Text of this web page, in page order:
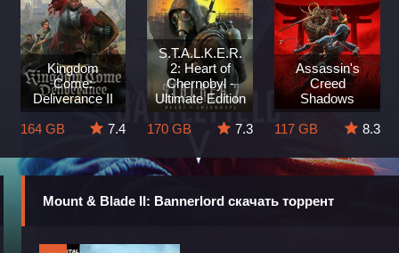
Kingdom
Come:
Deliverance II
164 GB
7.4
S.T.A.L.K.E.R.
2: Heart of
Chernobyl -
Ultimate Edition
170 GB
7.3
Assassin's
Creed
Shadows
117 GB
8.3
Mount & Blade II: Bannerlord скачать торрент